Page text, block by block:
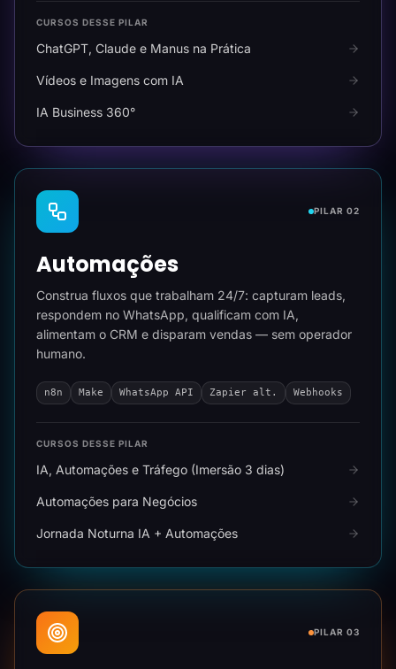
CURSOS DESSE PILAR
ChatGPT, Claude e Manus na Prática
Vídeos e Imagens com IA
IA Business 360°
PILAR 02
Automações
Construa fluxos que trabalham 24/7: capturam leads,
respondem no WhatsApp, qualificam com IA,
alimentam o CRM e disparam vendas — sem operador
humano.
n8n Make WhatsApp API Zapier alt. Webhooks
CURSOS DESSE PILAR
IA, Automações e Tráfego (Imersão 3 dias)
Automações para Negócios
Jornada Noturna IA + Automações
PILAR 03